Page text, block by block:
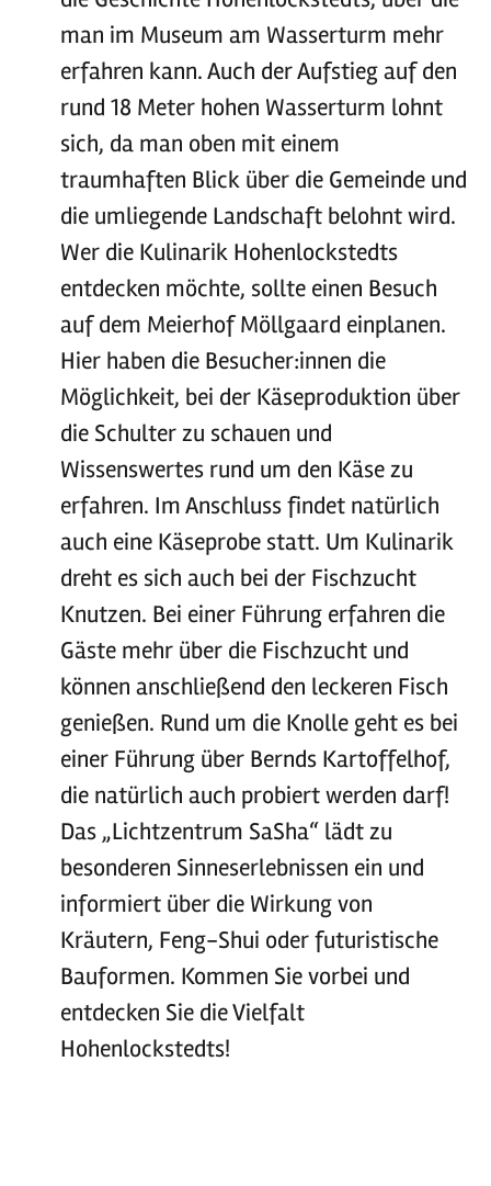
man im Museum am Wasserturm mehr
erfahren kann. Auch der Aufstieg auf den
rund 18 Meter hohen Wasserturm lohnt
sich, da man oben mit einem
traumhaften Blick über die Gemeinde und
die umliegende Landschaft belohnt wird.
Wer die Kulinarik Hohenlockstedts
entdecken möchte, sollte einen Besuch
auf dem Meierhof Möllgaard einplanen.
Hier haben die Besucher:innen die
Möglichkeit, bei der Käseproduktion über
die Schulter zu schauen und
Wissenswertes rund um den Käse zu
erfahren. Im Anschluss findet natürlich
auch eine Käseprobe statt. Um Kulinarik
dreht es sich auch bei der Fischzucht
Knutzen. Bei einer Führung erfahren die
Gäste mehr über die Fischzucht und
können anschließend den leckeren Fisch
genießen. Rund um die Knolle geht es bei
einer Führung über Bernds Kartoffelhof,
die natürlich auch probiert werden darf!
Das „Lichtzentrum SaSha“ lädt zu
besonderen Sinneserlebnissen ein und
informiert über die Wirkung von
Kräutern, Feng-Shui oder futuristische
Bauformen. Kommen Sie vorbei und
entdecken Sie die Vielfalt
Hohenlockstedts!